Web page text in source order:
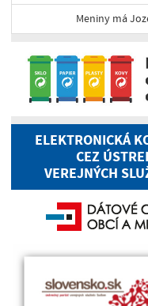
Meniny má
ELEKTRONICKÁ
CEZ
VEREJNÝCH